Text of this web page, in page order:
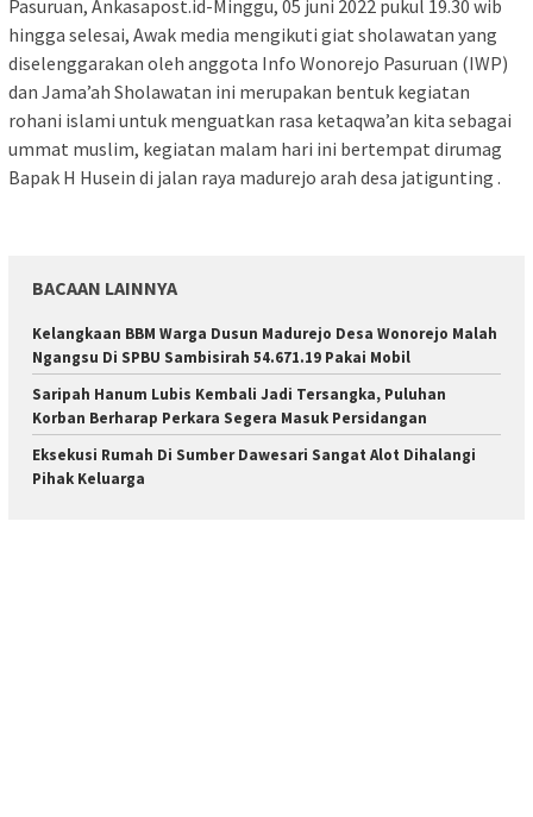
Pasuruan, Ankasapost.id-Minggu, 05 juni 2022 pukul 19.30 wib
hingga selesai, Awak media mengikuti giat sholawatan yang
diselenggarakan oleh anggota Info Wonorejo Pasuruan (IWP)
dan Jama’ah Sholawatan ini merupakan bentuk kegiatan
rohani islami untuk menguatkan rasa ketaqwa’an kita sebagai
ummat muslim, kegiatan malam hari ini bertempat dirumag
Bapak H Husein di jalan raya madurejo arah desa jatigunting .
BACAAN LAINNYA
Kelangkaan BBM Warga Dusun Madurejo Desa Wonorejo Malah
Ngangsu Di SPBU Sambisirah 54.671.19 Pakai Mobil
Saripah Hanum Lubis Kembali Jadi Tersangka, Puluhan
Korban Berharap Perkara Segera Masuk Persidangan
Eksekusi Rumah Di Sumber Dawesari Sangat Alot Dihalangi
Pihak Keluarga